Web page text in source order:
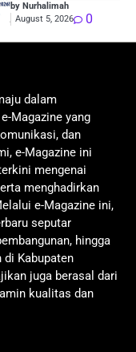
by Nurhalimah
August 5, 2026
0
dalam
Magazine yang
dan
e-Magazine ini
mengenai
menghadirkan
e-Magazine ini,
seputar
hingga
di Kabupaten
juga berasal dari
kualitas dan